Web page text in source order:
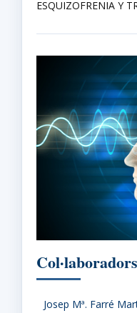
ESQUIZOFRENIA Y
Col·laboradors
Josep Mª. Farré